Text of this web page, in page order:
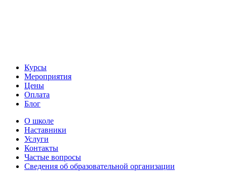
Курсы
Мероприятия
Цены
Оплата
Блог
О школе
Наставники
Услуги
Контакты
Частые вопросы
Сведения об образовательной организации